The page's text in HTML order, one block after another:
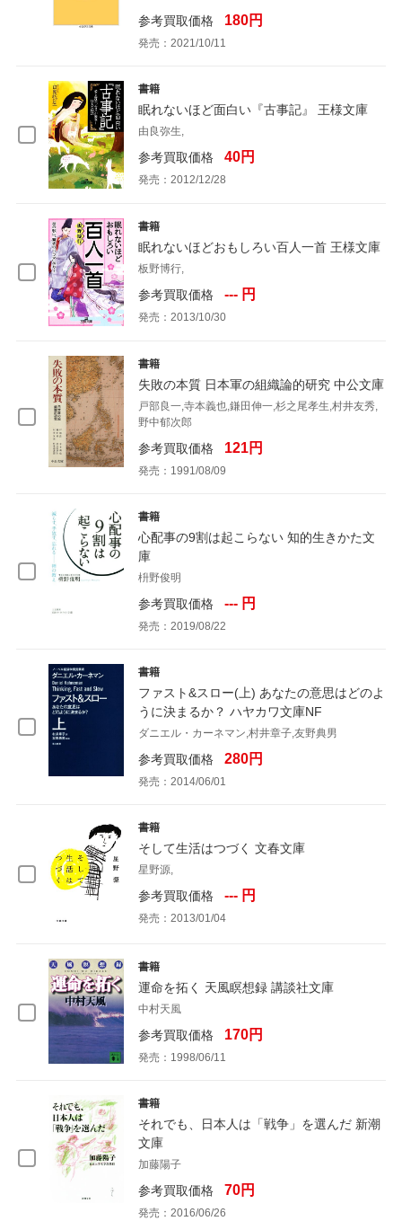
参考買取価格 180円
発売：2021/10/11
書籍
眠れないほど面白い『古事記』 王様文庫
由良弥生,
参考買取価格 40円
発売：2012/12/28
書籍
眠れないほどおもしろい百人一首 王様文庫
板野博行,
参考買取価格 --- 円
発売：2013/10/30
書籍
失敗の本質 日本軍の組織論的研究 中公文庫
戸部良一,寺本義也,鎌田伸一,杉之尾孝生,村井友秀,
野中郁次郎
参考買取価格 121円
発売：1991/08/09
書籍
心配事の9割は起こらない 知的生きかた文
庫
枡野俊明
参考買取価格 --- 円
発売：2019/08/22
書籍
ファスト&スロー(上) あなたの意思はどのよ
うに決まるか？ ハヤカワ文庫NF
ダニエル・カーネマン,村井章子,友野典男
参考買取価格 280円
発売：2014/06/01
書籍
そして生活はつづく 文春文庫
星野源,
参考買取価格 --- 円
発売：2013/01/04
書籍
運命を拓く 天風瞑想録 講談社文庫
中村天風
参考買取価格 170円
発売：1998/06/11
書籍
それでも、日本人は「戦争」を選んだ 新潮
文庫
加藤陽子
参考買取価格 70円
発売：2016/06/26